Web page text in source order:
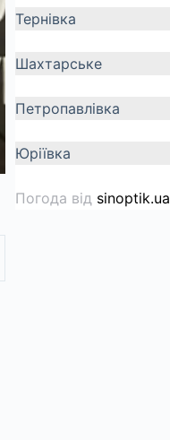
Тернівка
Шахтарське
Петропавлівка
Юріївка
Погода від sinoptik.ua